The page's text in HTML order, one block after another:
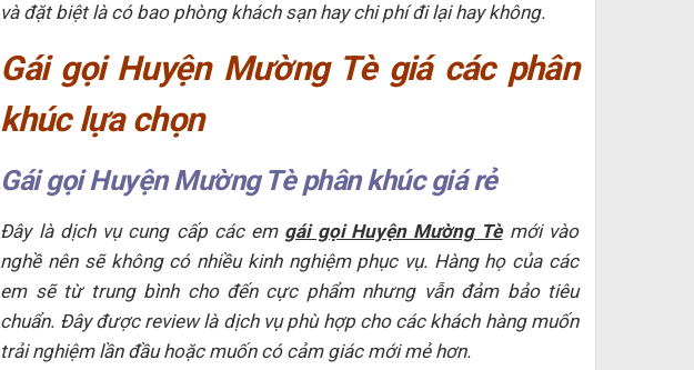
và đặt biệt là có bao phòng khách sạn hay chi phí đi lại hay không.
Gái gọi Huyện Mường Tè giá các phân
khúc lựa chọn
Gái gọi Huyện Mường Tè phân khúc giá rẻ
Đây là dịch vụ cung cấp các em gái gọi Huyện Mường Tèmới vào
nghề nên sẽ không có nhiều kinh nghiệm phục vụ. Hàng họ của các
em sẽ từ trung bình cho đến cực phẩm nhưng vẫn đảm bảo tiêu
chuẩn. Đây được review là dịch vụ phù hợp cho các khách hàng muốn
trải nghiệm lần đầu hoặc muốn có cảm giác mới mẻ hơn.